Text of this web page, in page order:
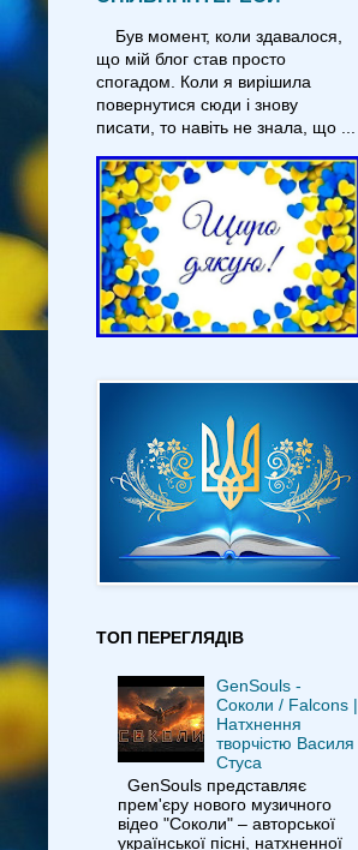
Був момент, коли здавалося,
що мій блог став просто
спогадом. Коли я вирішила
повернутися сюди і знову
писати, то навіть не знала, що ...
ТОП ПЕРЕГЛЯДІВ
GenSouls -
Соколи / Falcons |
Натхнення
творчістю Василя
Стуса
GenSouls представляє
прем'єру нового музичного
відео "Соколи" – авторської
української пісні, натхненної